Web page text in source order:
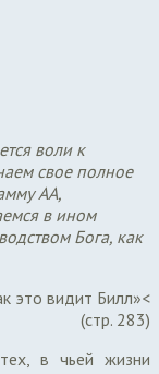
воли к
свое полное
АА,
в ином
Бога, как
это видит Билл»<
(стр. 283)
в чьей жизни